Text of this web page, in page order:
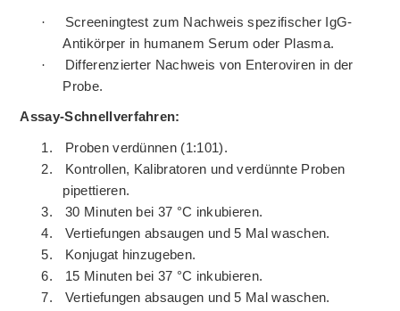
·
Screeningtest zum Nachweis spezifischer IgG-
Antikörper in humanem Serum oder Plasma.
·
Differenzierter Nachweis von Enteroviren in der
Probe.
Assay-Schnellverfahren:
1.
Proben verdünnen (1:101).
2.
Kontrollen, Kalibratoren und verdünnte Proben
pipettieren.
3.
30 Minuten bei 37 °C inkubieren.
4.
Vertiefungen absaugen und 5 Mal waschen.
5.
Konjugat hinzugeben.
6.
15 Minuten bei 37 °C inkubieren.
7.
Vertiefungen absaugen und 5 Mal waschen.